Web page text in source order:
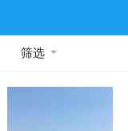
筛选